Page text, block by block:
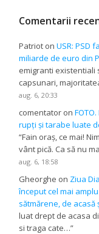
Comentarii
Patriot onUSR: PSD
miliarde de euro din
emigranti existentiali
capsunari,
aug. 6, 20:33
comentator on
rupți și tarabe luate
“Fain oraș, ce mai!
vânt pică. Ca să nu
aug. 6, 18:58
Gheorghe on Ziua
început cel mai
sătmărene, de acasă
luat drept de acasa
si traga cate…”